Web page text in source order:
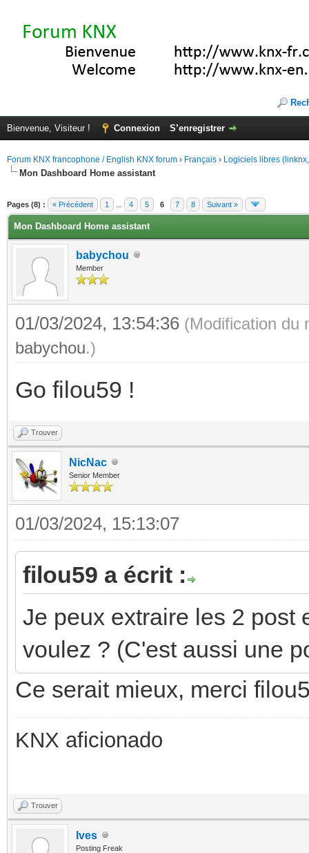
Bienvenue, Visiteur ! Connexion S’enregistrer
Forum KNX francophone / English KNX forum › Français › Logiciels libres
Mon Dashboard Home assistant
Pages (8) : « Précédent 1 4 5 6 7 8 Suivant »
Mon Dashboard Home assistant
babychou
Member
01/03/2024, 13:54:36 (Modification du
babychou.)
Go filou59 !
Trouver
NicNac
Senior Member
01/03/2024, 15:13:07
filou59 a écrit :
Je peux extraire les 2 post
voulez ? (C'est aussi une
Ce serait mieux, merci
KNX aficionado
Trouver
Ives
Posting Freak